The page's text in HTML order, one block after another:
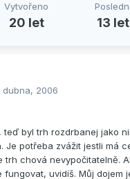
Vytvořeno
20 let 13 let
dubna, 2006
teď byl trh rozdrbanej jako
Je potřeba zvážit jestli má
trh chová nevypočitatelně.
fungovat, uvidíš. Můj dojem